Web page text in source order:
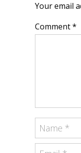
Your email
Comment *